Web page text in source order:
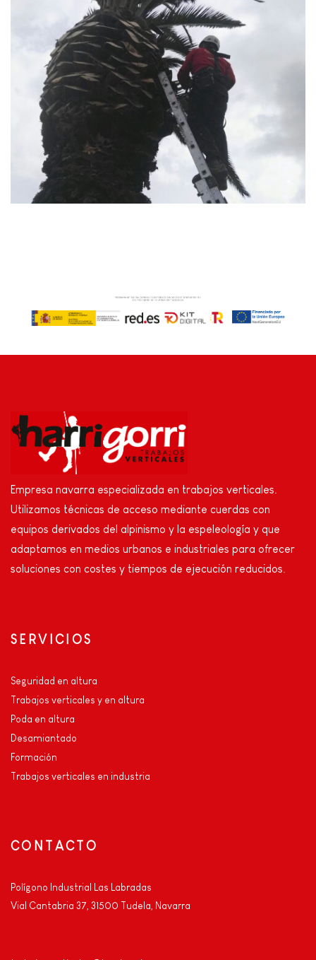
Empresa navarra especializada en trabajos verticales.
Utilizamos técnicas de acceso mediante cuerdas con
equipos derivados del alpinismo y la espeleología y que
adaptamos en medios urbanos e industriales para ofrecer
soluciones con costes y tiempos de ejecución reducidos.
SERVICIOS
Seguridad en altura
Trabajos verticales y en altura
Poda en altura
Desamiantado
Formación
Trabajos verticales en industria
CONTACTO
Polígono Industrial Las Labradas
Vial Cantabria 37, 31500 Tudela, Navarra